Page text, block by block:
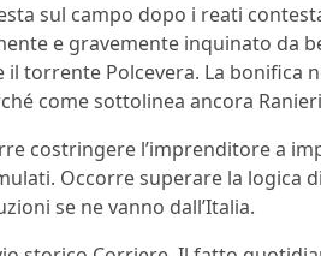
sul campo dopo i reati
e gravemente inquinato da
il torrente Polcevera. La bonifica
come sottolinea ancora
costringere l’imprenditore a
Occorre superare la logica
se ne vanno dall’Italia.